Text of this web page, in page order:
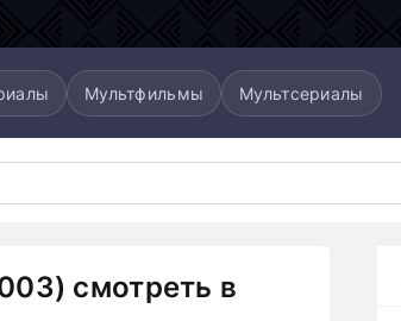
Мультфильмы Мультсериалы
смотреть в